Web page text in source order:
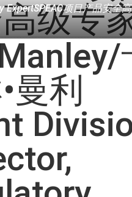
ExpertSPEAC项目产品安全高